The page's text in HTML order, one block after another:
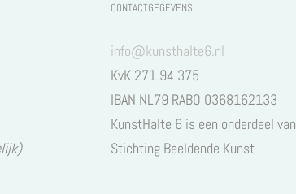
CONTACTGEGEVENS
info@kunsthalte6.nl
KvK 271 94 375
IBAN NL79 RABO 0368162133
KunstHalte 6 is een onderdeel van
Stichting Beeldende Kunst